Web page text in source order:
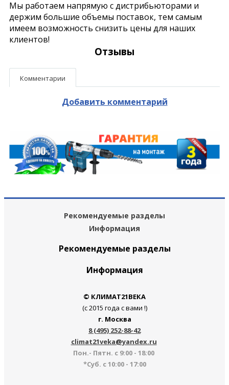
Мы работаем напрямую с дистрибьюторами и
держим большие объемы поставок, тем самым
имеем возможность снизить цены для наших
клиентов!
Отзывы
Комментарии
Добавить комментарий
Рекомендуемые разделы
Информация
Рекомендуемые разделы
Информация
© КЛИМАТ21ВЕКА
(с 2015 года с вами !)
г. Москва
8 (495) 252-88-42
climat21veka@yandex.ru
Пон.- Пятн. с 9:00 - 18:00
*Суб. с 10:00 - 17:00